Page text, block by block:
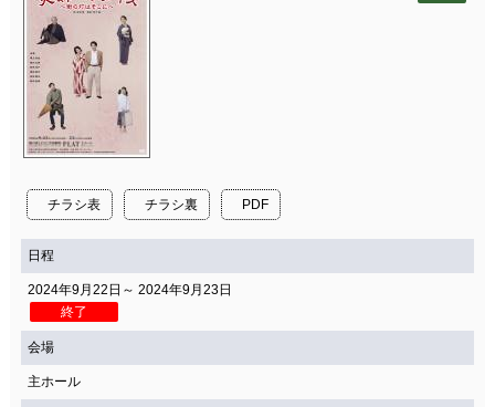
チラシ表 チラシ裏 PDF
日程
2024年9月22日～ 2024年9月23日
終了
会場
主ホール